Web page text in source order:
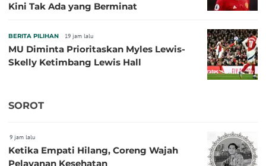
Kini Tak Ada yang Berminat
BERITA PILIHAN 19 jam lalu
MU Diminta Prioritaskan Myles Lewis-
Skelly Ketimbang Lewis Hall
SOROT
9 jam lalu
Ketika Empati Hilang, Coreng Wajah
Pelayanan Kesehatan